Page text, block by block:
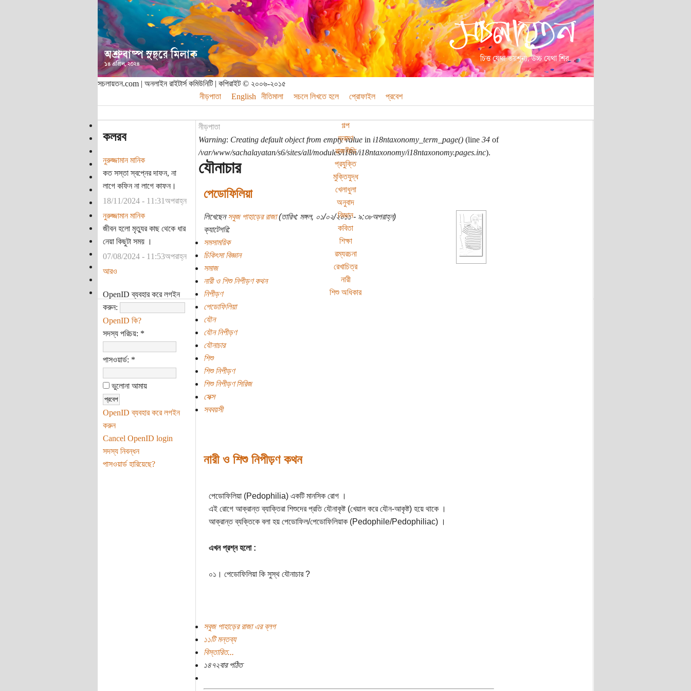
সচলায়তন.com | অনলাইন রাইটার্স কমিউনিটি | কপিরাইট © ২০০৬-২০১৫
নীড়পাতা
English নীতিমালা সচলে লিখতে হলে প্রোফাইল প্রবেশ
গল্প
ভ্রমণ
রাজনীতি
প্রযুক্তি
মুক্তিযুদ্ধ
খেলাধুলা
অনুবাদ
বিজ্ঞান
কবিতা
শিক্ষা
রম্যরচনা
রেখাচিত্র
নারী
শিশু অধিকার
কলরব
নুরুজ্জামান মানিক
কত সস্তা স্বপ্নের দাফন, না
লাগে কফিন না লাগে কাফন।
18/11/2024 - 11:31অপরাহ্ন
নুরুজ্জামান মানিক
জীবন হলো মৃত্যুর কাছ থেকে ধার
নেয়া কিছুটা সময় ।
07/08/2024 - 11:53অপরাহ্ন
আরও
OpenID ব্যবহার করে লগইন
করুন:
OpenID কি?
সদস্য পরিচয়: *
পাসওয়ার্ড: *
ভুলোনা আমায়
OpenID ব্যবহার করে লগইন
করুন
Cancel OpenID login
সদস্য নিবন্ধন
পাসওয়ার্ড হারিয়েছে?
নীড়পাতা
Warning: Creating default object from empty valuein i18ntaxonomy_term_page()(line 34of
/var/www/sachalayatan/s6/sites/all/modules/i18n/i18ntaxonomy/i18ntaxonomy.pages.inc).
যৌনাচার
পেডোফিলিয়া
লিখেছেনসবুজ পাহাড়ের রাজা(তারিখ: মঙ্গল, ০১/০২/২০১১ - ৯:৩৮অপরাহ্ন)
ক্যাটেগরি:
সমসাময়িক
চিকিৎসা বিজ্ঞান
সমাজ
নারী ও শিশু নিপীড়ণ কথন
নিপীড়ণ
পেডোফিলিয়া
যৌন
যৌন নিপীড়ণ
যৌনাচার
শিশু
শিশু নিপীড়ণ
শিশু নিপীড়ণ সিরিজ
সেক্স
সববয়সী
নারী ও শিশু নিপীড়ণ কথন
পেডোফিলিয়া (Pedophilia) একটি মানসিক রোগ ।
এই রোগে আক্রান্ত ব্যাক্তিরা শিশুদের প্রতি যৌনাকৃষ্ট (খেয়াল করে যৌন-আকৃষ্ট) হয়ে থাকে ।
আক্রান্ত ব্যক্তিকে বলা হয় পেডোফিল/পেডোফিলিয়াক (Pedophile/Pedophiliac) ।
এখন প্রশ্ন হলো :
০১। পেডোফিলিয়া কি সুস্থ যৌনাচার ?
সবুজ পাহাড়ের রাজা এর ব্লগ
১১টি মন্তব্য
বিস্তারিত...
১৪৭২বার পঠিত